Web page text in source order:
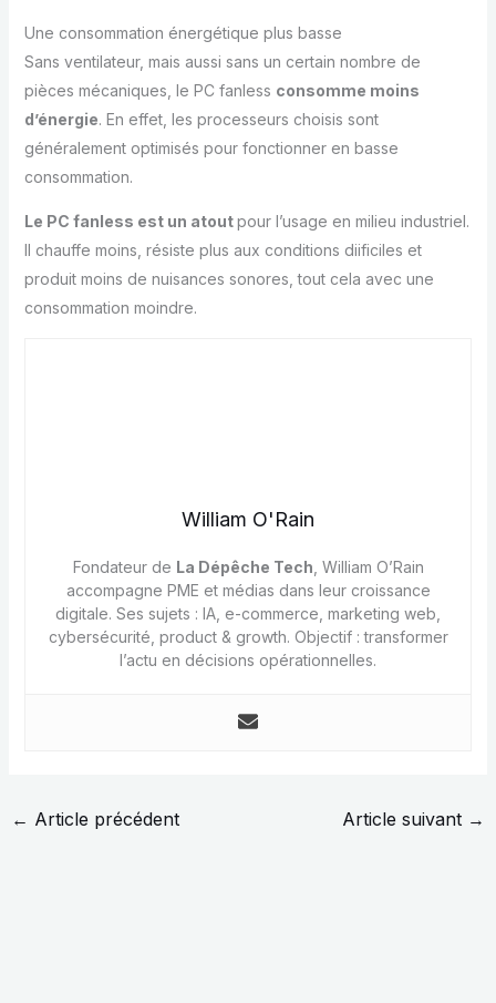
Une consommation énergétique plus basse
Sans ventilateur, mais aussi sans un certain nombre de
pièces mécaniques, le PC fanless consomme moins
d’énergie. En effet, les processeurs choisis sont
généralement optimisés pour fonctionner en basse
consommation.
Le PC fanless est un atoutpour l’usage en milieu industriel.
Il chauffe moins, résiste plus aux conditions diificiles et
produit moins de nuisances sonores, tout cela avec une
consommation moindre.
William O'Rain
Fondateur de La Dépêche Tech, William O’Rain
accompagne PME et médias dans leur croissance
digitale. Ses sujets : IA, e-commerce, marketing web,
cybersécurité, product & growth. Objectif : transformer
l’actu en décisions opérationnelles.
← Article précédent Article suivant →